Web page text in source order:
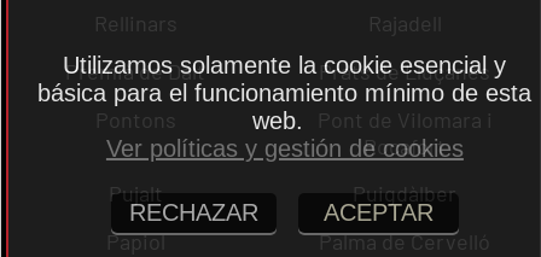
Rellinars
Rajadell
Premià de Dalt
Prats de Lluçanès
Pontons
Pont de Vilomara i
Rocafort
Pujalt
Puigdàlber
Papiol
Palma de Cervelló
Utilizamos solamente la cookie esencial y
básica para el funcionamiento mínimo de esta
web.
Ver políticas y gestión de cookies
RECHAZAR ACEPTAR